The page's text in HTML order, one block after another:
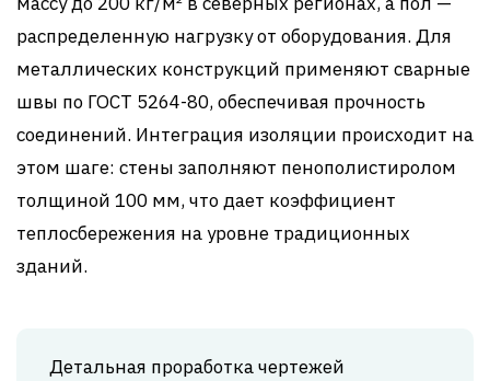
распределенную нагрузку от оборудования. Для
металлических конструкций применяют сварные
швы по ГОСТ 5264-80, обеспечивая прочность
соединений. Интеграция изоляции происходит на
этом шаге: стены заполняют пенополистиролом
толщиной 100 мм, что дает коэффициент
теплосбережения на уровне традиционных
зданий.
Детальная проработка чертежей